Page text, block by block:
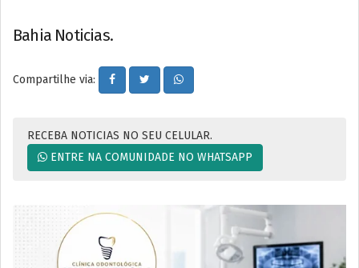
Bahia Noticias.
Compartilhe via:
RECEBA NOTICIAS NO SEU CELULAR.
ENTRE NA COMUNIDADE NO WHATSAPP